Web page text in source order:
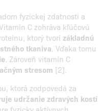
fyzickej zdatnosti a
C zohráva kľúčovú
ktorý tvorízákladnú
tkaniva. Vďaka tomu
. Zároveň vitamín C
stresom [2].
ktorá zodpovedá za
udržanie zdravých kostí